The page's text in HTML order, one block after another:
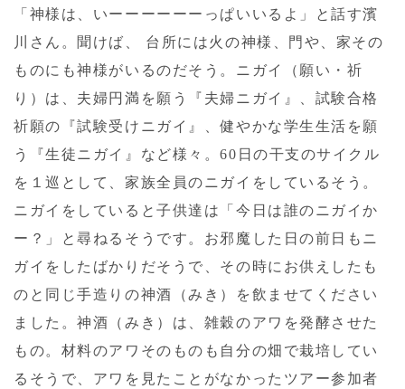
「神様は、いーーーーーーっぱいいるよ」と話す濱
川さん。聞けば、 台所には火の神様、門や、家その
ものにも神様がいるのだそう。ニガイ（願い・祈
り）は、夫婦円満を願う『夫婦ニガイ』、試験合格
祈願の『試験受けニガイ』、健やかな学生生活を願
う『生徒ニガイ』など様々。60日の干支のサイクル
を１巡として、家族全員のニガイをしているそう。
ニガイをしていると子供達は「今日は誰のニガイか
ー？」と尋ねるそうです。お邪魔した日の前日もニ
ガイをしたばかりだそうで、その時にお供えしたも
のと同じ手造りの神酒（みき）を飲ませてください
ました。神酒（みき）は、雑穀のアワを発酵させた
もの。材料のアワそのものも自分の畑で栽培してい
るそうで、アワを見たことがなかったツアー参加者